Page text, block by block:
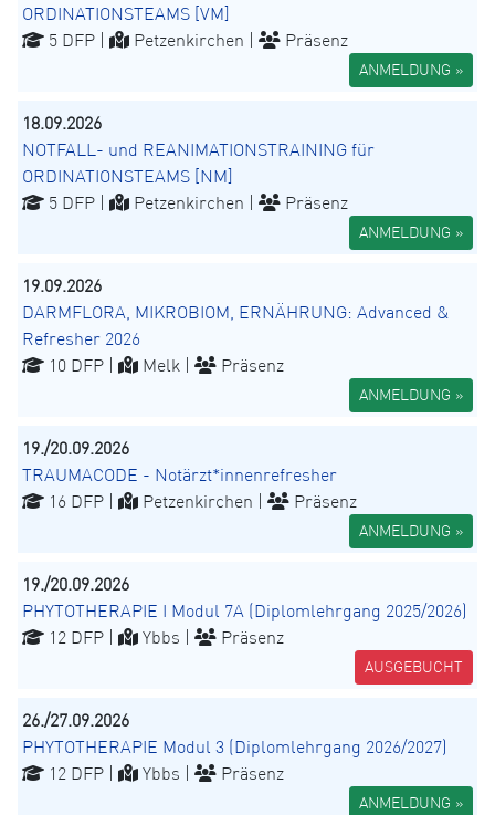
ORDINATIONSTEAMS [VM]
5 DFP |
Petzenkirchen | Präsenz
ANMELDUNG »
18.09.2026
NOTFALL- und REANIMATIONSTRAINING für
ORDINATIONSTEAMS [NM]
5 DFP |
Petzenkirchen | Präsenz
ANMELDUNG »
19.09.2026
DARMFLORA, MIKROBIOM, ERNÄHRUNG: Advanced &
Refresher 2026
10 DFP |
Melk | Präsenz
ANMELDUNG »
19./20.09.2026
TRAUMACODE - Notärzt*innenrefresher
16 DFP |
Petzenkirchen | Präsenz
ANMELDUNG »
19./20.09.2026
PHYTOTHERAPIE I Modul 7A (Diplomlehrgang 2025/2026)
12 DFP |
Ybbs | Präsenz
AUSGEBUCHT
26./27.09.2026
PHYTOTHERAPIE Modul 3 (Diplomlehrgang 2026/2027)
12 DFP |
Ybbs | Präsenz
ANMELDUNG »